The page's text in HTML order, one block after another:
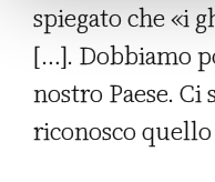
spiegato che «i
[…]. Dobbiamo
nostro Paese.
riconosco